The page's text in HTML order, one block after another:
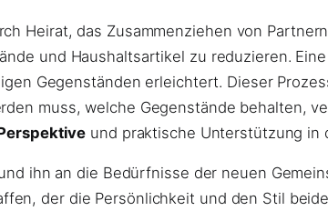
Heirat, das Zusammenziehen von
und Haushaltsartikel zu reduzieren.
Gegenständen erleichtert. Dieser
muss, welche Gegenstände behalten,
und praktische Unterstützung in
ihn an die Bedürfnisse der neuen
der die Persönlichkeit und den Stil